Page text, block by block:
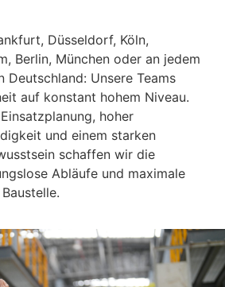
Düsseldorf, Köln,
Berlin, München oder an jedem
Deutschland: Unsere Teams
auf konstant hohem Niveau.
hoher
und einem starken
schaffen wir die
Abläufe und maximale